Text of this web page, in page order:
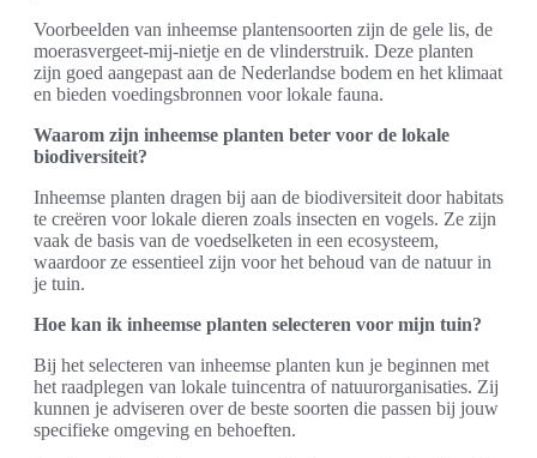
Voorbeelden van inheemse plantensoorten zijn de gele lis, de
moerasvergeet-mij-nietje en de vlinderstruik. Deze planten
zijn goed aangepast aan de Nederlandse bodem en het klimaat
en bieden voedingsbronnen voor lokale fauna.
Waarom zijn inheemse planten beter voor de lokale
biodiversiteit?
Inheemse planten dragen bij aan de biodiversiteit door habitats
te creëren voor lokale dieren zoals insecten en vogels. Ze zijn
vaak de basis van de voedselketen in een ecosysteem,
waardoor ze essentieel zijn voor het behoud van de natuur in
je tuin.
Hoe kan ik inheemse planten selecteren voor mijn tuin?
Bij het selecteren van inheemse planten kun je beginnen met
het raadplegen van lokale tuincentra of natuurorganisaties. Zij
kunnen je adviseren over de beste soorten die passen bij jouw
specifieke omgeving en behoeften.